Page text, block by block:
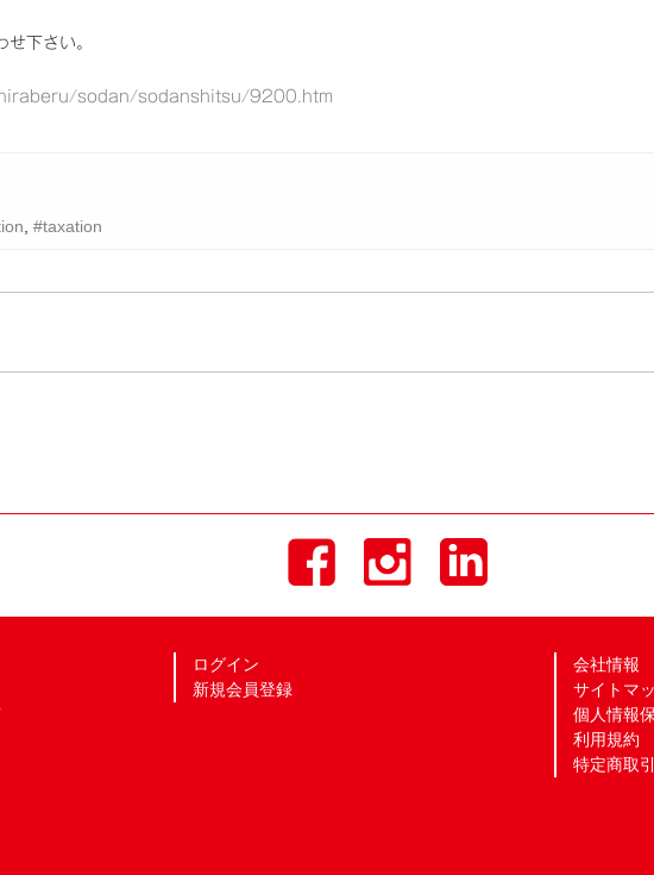
下さい。
sodan/sodanshitsu/9200.htm
, #taxation
ログイン
新規会員登録
会社情報
サイトマ
個人情報
利用規約
特定商取